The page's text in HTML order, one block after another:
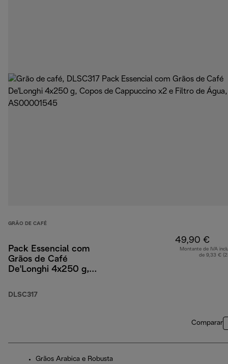
GRÃO DE CAFÉ
Pack Essencial com
Grãos de Café
De'Longhi 4x250 g,
e Filtro de Água
DLSC317
49,90 €
Montante de IVA
de 9,33 €
Comparar
Grãos Arabica e Robusta